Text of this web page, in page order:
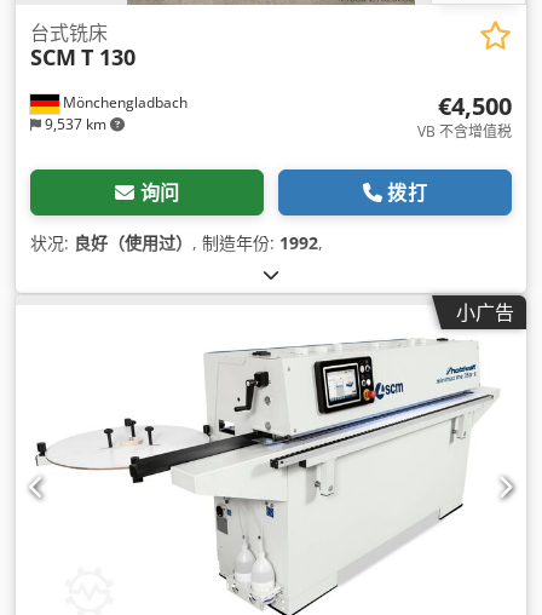
Mönchengladbach
9,537 km
台式铣床
SCM T 130
€4,500
VB 不含增值税
询问 拨打
状况: 良好（使用过） , 制造年份: 1992,
小广告